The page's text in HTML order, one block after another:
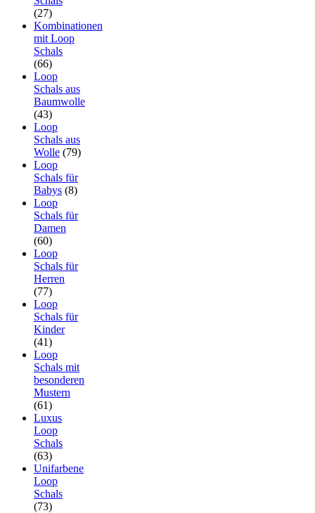
(27)
Kombinationen
mit Loop
Schals
(66)
Loop
Schals aus
Baumwolle
(43)
Loop
Schals aus
Wolle (79)
Loop
Schals für
Babys (8)
Loop
Schals für
Damen
(60)
Loop
Schals für
Herren
(77)
Loop
Schals für
Kinder
(41)
Loop
Schals mit
besonderen
Mustern
(61)
Luxus
Loop
Schals
(63)
Unifarbene
Loop
Schals
(73)